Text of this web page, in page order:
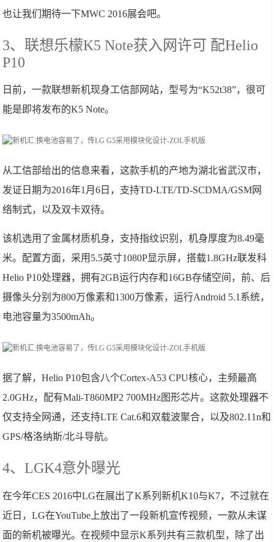
也让我们期待一下MWC 2016展会吧。
3、联想乐檬K5 Note获入网许可 配Helio
P10
日前，一款联想新机现身工信部网站，型号为“K52t38”，很可
能是即将发布的K5 Note。
从工信部给出的信息来看，这款手机的产地为湖北省武汉市，
发证日期为2016年1月6日，支持TD-LTE/TD-SCDMA/GSM网
络制式，以及双卡双待。
该机选用了金属材质机身，支持指纹识别，机身厚度为8.49毫
米。配置方面，采用5.5英寸1080P显示屏，搭载1.8GHz联发科
Helio P10处理器，拥有2GB运行内存和16GB存储空间，前、后
摄像头分别为800万像素和1300万像素，运行Android 5.1系统，
电池容量为3500mAh。
据了解，Helio P10包含八个Cortex-A53 CPU核心，主频最高
2.0GHz，配有Mali-T860MP2 700MHz图形芯片。这款处理器不
仅支持全网通，还支持LTE Cat.6和双载波聚合，以及802.11n和
GPS/格洛纳斯/北斗导航。
4、LGK4意外曝光
在今年CES 2016中LG在展出了K系列新机K10与K7，不过就在
近日，LG在YouTube上放出了一段新机宣传视频，一款从未谋
面的新机被曝光。在视频中显示K系列共有三款机型，除了出